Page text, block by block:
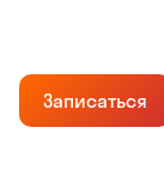
Записаться